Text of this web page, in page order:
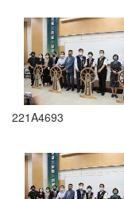
221A4693